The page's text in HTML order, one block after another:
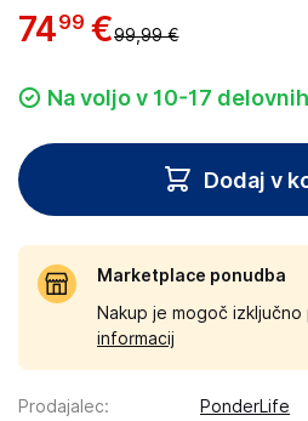
7499 €99,99 €
Na voljo v 10-17
Dodaj v
Marketplace ponudba
Nakup je mogoč
informacij
Prodajalec:
PonderLife